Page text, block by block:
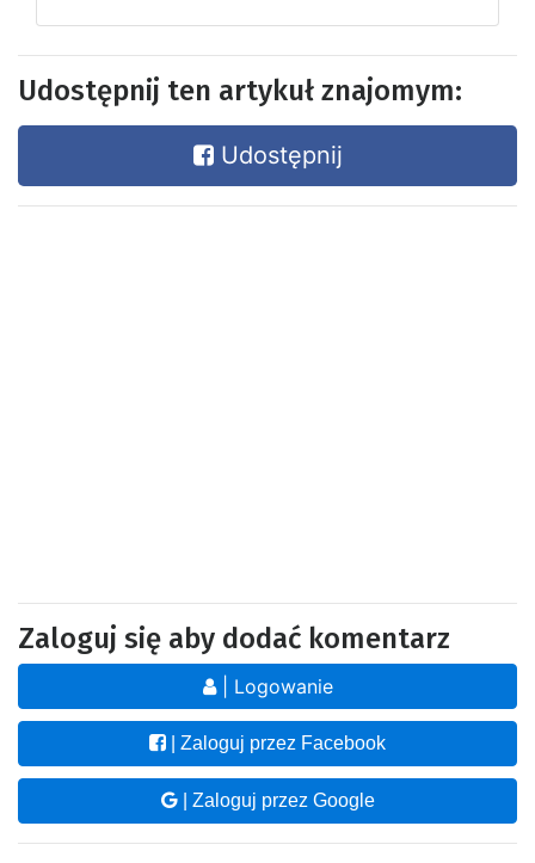
Udostępnij ten artykuł znajomym:
Udostępnij
Zaloguj się aby dodać komentarz
| Logowanie
| Zaloguj przez Facebook
| Zaloguj przez Google